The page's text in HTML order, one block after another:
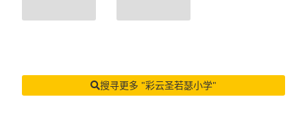
搜寻更多 "彩云圣若瑟小学"